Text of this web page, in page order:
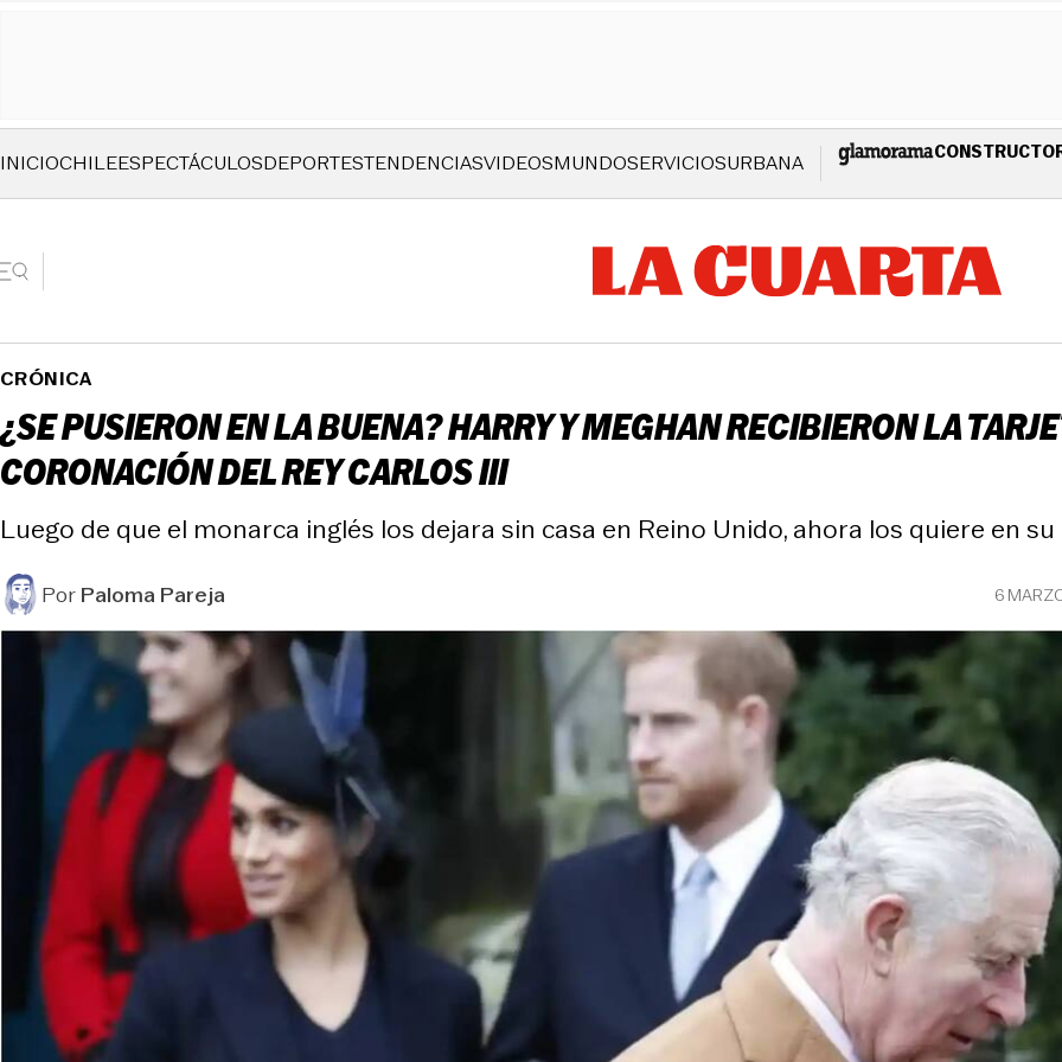
INICIOCHILEESPECTÁCULOSDEPORTESTENDENCIASVIDEOSMUNDOSERVICIOSURBANA
CRÓNICA
¿SE PUSIERON EN LA BUENA? HARRY Y MEGHAN RECIBIERON LA
CORONACIÓN DEL REY CARLOS III
Luego de que el monarca inglés los dejara sin casa en Reino Unido, ahora los quiere en
PorPaloma Pareja 6